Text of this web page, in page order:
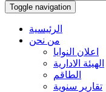
Toggle navigation
الرئيسية
من نحن
اعلان النوايا
الهيئة الادارية
الطاقم
تقارير سنوية